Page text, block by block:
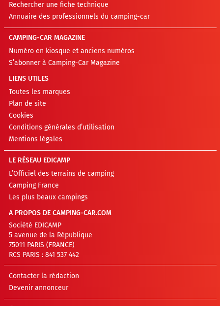
Rechercher une fiche technique
Annuaire des professionnels du camping-car
CAMPING-CAR MAGAZINE
Numéro en kiosque et anciens numéros
S’abonner à Camping-Car Magazine
LIENS UTILES
Toutes les marques
Plan de site
Cookies
Conditions générales d’utilisation
Mentions légales
LE RÉSEAU EDICAMP
L’Officiel des terrains de camping
Camping France
Les plus beaux campings
A PROPOS DE CAMPING-CAR.COM
Société EDICAMP
5 avenue de la République
75011 PARIS (FRANCE)
RCS PARIS : 841 537 442
Contacter la rédaction
Devenir annonceur
©EDICAMP 2026